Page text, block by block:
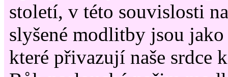
století, v této souvislosti
slyšené modlitby jsou
které přivazují naše srdce